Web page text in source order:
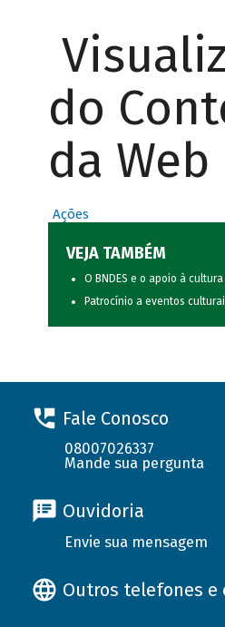
do
da Web
Ações
VEJA TAMBÉM
O BNDES e o apoio à cultura
Patrocínio a eventos
Fale Conosco
08007026337
Mande sua pergunta
Ouvidoria
Envie sua mensagem
Outros telefones e